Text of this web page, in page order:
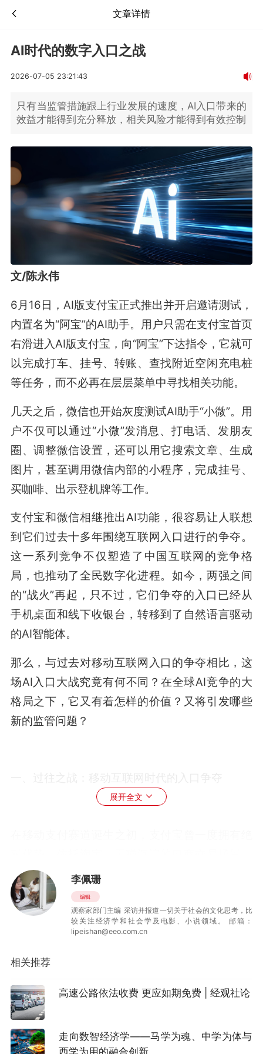
文章详情
AI时代的数字入口之战
2026-07-05 23:21:43
只有当监管措施跟上行业发展的速度，AI入口带来的
效益才能得到充分释放，相关风险才能得到有效控制
文/陈永伟
6月16日，AI版支付宝正式推出并开启邀请测试，
内置名为“阿宝”的AI助手。用户只需在支付宝首页
右滑进入AI版支付宝，向“阿宝”下达指令，它就可
以完成打车、挂号、转账、查找附近空闲充电桩
等任务，而不必再在层层菜单中寻找相关功能。
几天之后，微信也开始灰度测试AI助手“小微”。用
户不仅可以通过“小微”发消息、打电话、发朋友
圈、调整微信设置，还可以用它搜索文章、生成
图片，甚至调用微信内部的小程序，完成挂号、
买咖啡、出示登机牌等工作。
支付宝和微信相继推出AI功能，很容易让人联想
到它们过去十多年围绕互联网入口进行的争夺。
这一系列竞争不仅塑造了中国互联网的竞争格
局，也推动了全民数字化进程。如今，两强之间
的“战火”再起，只不过，它们争夺的入口已经从
手机桌面和线下收银台，转移到了自然语言驱动
的AI智能体。
那么，与过去对移动互联网入口的争夺相比，这
场AI入口大战究竟有何不同？在全球AI竞争的大
格局之下，它又有着怎样的价值？又将引发哪些
新的监管问题？
支付宝率先搭建起完整的账户体系、资金风控与
理财矩阵。2013年第四季度，支付宝在第三方移
动支付市场中的份额达到75.9%。彼时，微信只
是一款主打熟人沟通的社交软件，其支付功能还
支付很快会成为与支付宝并驾齐驱的支付巨头。
转折发生在2014年春节。2014年1月27日，微信
红包正式上线。用户只需绑定银行卡，就可以参
与“抢红包”，并与朋友互发红包。
展开全文
李佩珊
编辑
观察家部门主编 采访并报道一切关于社会的文化思考，比
较关注经济学和社会学及电影、小说领域。 邮箱：
lipeishan@eeo.com.cn
相关推荐
高速公路依法收费 更应如期免费 | 经观社论
走向数智经济学——马学为魂、中学为体与